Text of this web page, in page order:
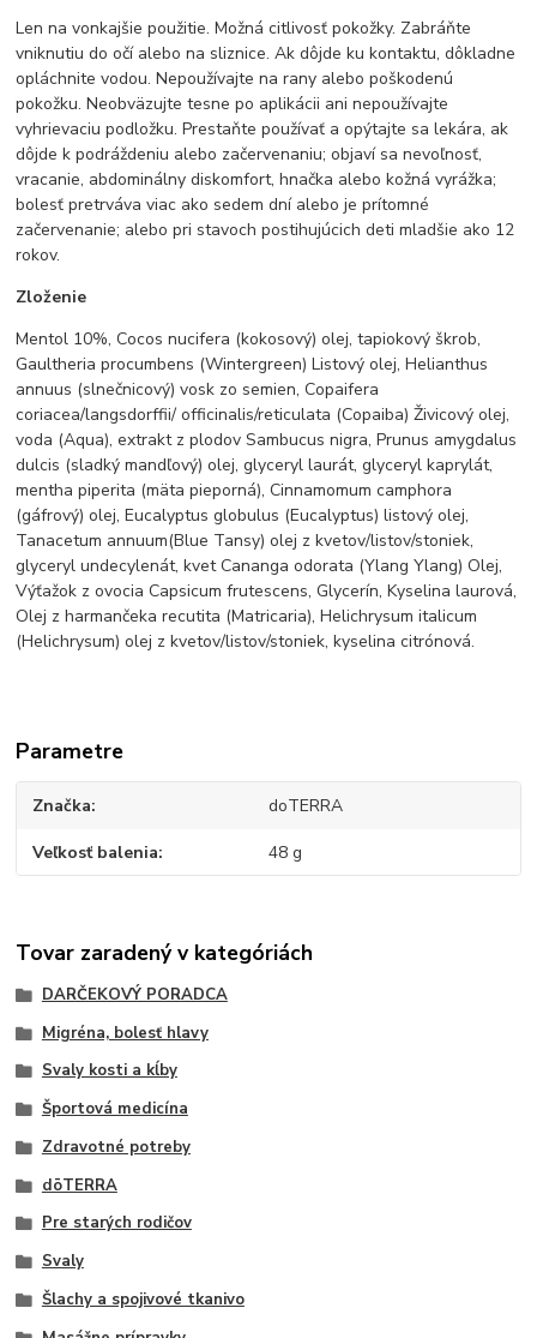
Len na vonkajšie použitie. Možná citlivosť pokožky. Zabráňte
vniknutiu do očí alebo na sliznice. Ak dôjde ku kontaktu, dôkladne
opláchnite vodou. Nepoužívajte na rany alebo poškodenú
pokožku. Neobväzujte tesne po aplikácii ani nepoužívajte
vyhrievaciu podložku. Prestaňte používať a opýtajte sa lekára, ak
dôjde k podráždeniu alebo začervenaniu; objaví sa nevoľnosť,
vracanie, abdominálny diskomfort, hnačka alebo kožná vyrážka;
bolesť pretrváva viac ako sedem dní alebo je prítomné
začervenanie; alebo pri stavoch postihujúcich deti mladšie ako 12
rokov.
Zloženie
Mentol 10%, Cocos nucifera (kokosový) olej, tapiokový škrob,
Gaultheria procumbens (Wintergreen) Listový olej, Helianthus
annuus (slnečnicový) vosk zo semien, Copaifera
coriacea/langsdorffii/ officinalis/reticulata (Copaiba) Živicový olej,
voda (Aqua), extrakt z plodov Sambucus nigra, Prunus amygdalus
dulcis (sladký mandľový) olej, glyceryl laurát, glyceryl kaprylát,
mentha piperita (mäta pieporná), Cinnamomum camphora
(gáfrový) olej, Eucalyptus globulus (Eucalyptus) listový olej,
Tanacetum annuum(Blue Tansy) olej z kvetov/listov/stoniek,
glyceryl undecylenát, kvet Cananga odorata (Ylang Ylang) Olej,
Výťažok z ovocia Capsicum frutescens, Glycerín, Kyselina laurová,
Olej z harmančeka recutita (Matricaria), Helichrysum italicum
(Helichrysum) olej z kvetov/listov/stoniek, kyselina citrónová.
Parametre
Značka doTERRA
Veľkosť balenia 48 g
Tovar zaradený v kategóriách
DARČEKOVÝ PORADCA
Migréna, bolesť hlavy
Svaly kosti a kĺby
Športová medicína
Zdravotné potreby
dōTERRA
Pre starých rodičov
Svaly
Šlachy a spojivové tkanivo